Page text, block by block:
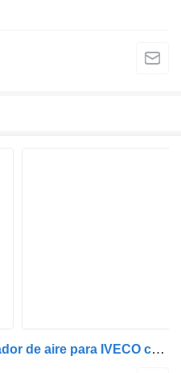
Knorr-Bremse LA8610 secador de aire para IVECO camión